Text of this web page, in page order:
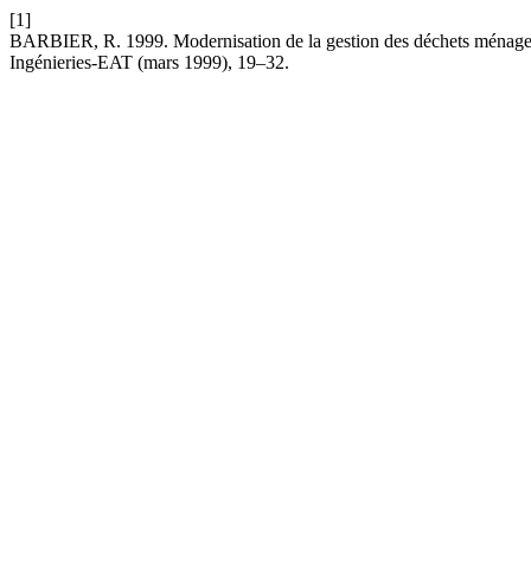
[1]
BARBIER, R. 1999. Modernisation de la gestion des déchets
Ingénieries-EAT (mars 1999), 19–32.